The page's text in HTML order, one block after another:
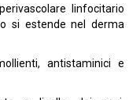
linfocitario
si estende nel derma
antistaminici e